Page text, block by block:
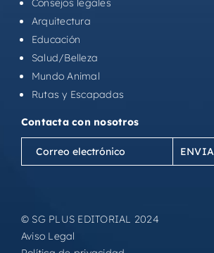
Consejos legales
Arquitectura
Educación
Salud/Belleza
Mundo Animal
Rutas y Escapadas
Contacta con nosotros
Correo
electrónico
© SG PLUS EDITORIAL 2024
Aviso Legal